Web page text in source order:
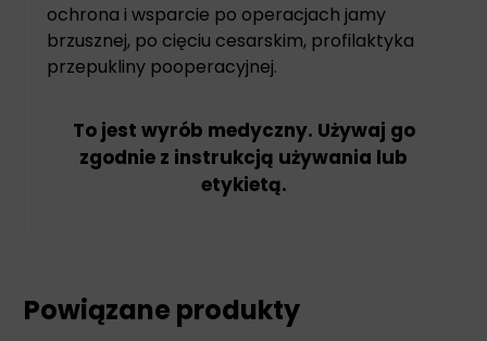
ochrona i wsparcie po operacjach jamy
brzusznej, po cięciu cesarskim, profilaktyka
przepukliny pooperacyjnej.
To jest wyrób medyczny. Używaj go
zgodnie z instrukcją używania lub
etykietą.
Powiązane produkty